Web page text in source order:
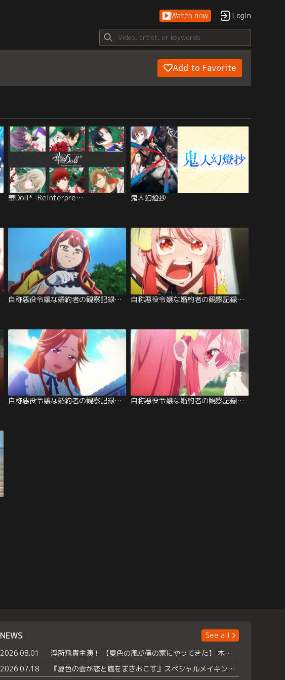
Watch now Login
Add to Favorite
華Doll* -Reinterpre… 鬼人幻燈抄
自称悪役令嬢な婚約者の観察記録。 第09話 自称悪役令嬢な婚約者の観察記録。 第08話
自称悪役令嬢な婚約者の観察記録。 第04話 自称悪役令嬢な婚約者の観察記録。 第03話
NEWS
See all
2026.08.01
浮所飛貴主演！ 【夏色の風が僕の家にやってきた】 本日よりテラサで独占配信スタート！
2026.07.18
『夏色の雲が恋と嵐をまきおこす』スペシャルメイキング 【Part1】2026年７月18日（土）23時30分～配信スタート！話題のシーンの裏側を大公開！豪華キャスト大集合！ 『武宮家 真夏の家族会議』開催！